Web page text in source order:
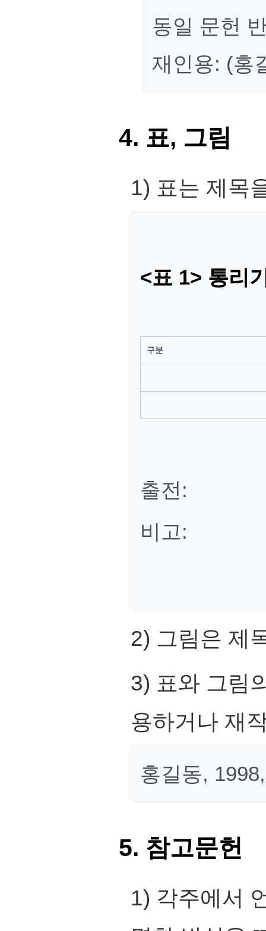
동일 문헌
재인용: (홍
4. 표, 그림
1) 표는 제목
<표 1> 통리
구분
출전:
비고:
2) 그림은 제
3) 표와 그림
용하거나 재
홍길동,
5. 참고문헌
1) 각주에서